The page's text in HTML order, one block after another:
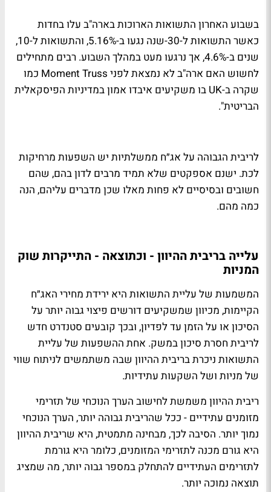
בשבוע האחרון התשואות הארוכות בארה"ב עלו בחדות
כאשר התשואות ל-30-שנה נגעו ב-5.16%, והתשואות ל-10,
שנים ב-4.6%, אך נרגעו מעט במהלך השבוע. רבים מתחילים
לחשוש האם ארה"ב לא נמצאת לפני Moment Truss כמו
שקרה ב-UK בו משקיעים איבדו אמון במדיניות הפיסקאלית
הבריטית".
לריבית הגבוהה על אג״ח ממשלתיות יש השפעות מרחיקות
לכת. ישנם אספקטים שלא תמיד מרבים לדון בהם, שהם
חשובים ובסיסיים לא פחות מאלו שכן מדברים עליהם, הנה
כמה מהם.
עלייה בריבית ההיוון - וכתוצאה - התייקרות שוק
המניות
המשמעות של עליית התשואות היא ירידת מחירי האג״ח
הקיימות, מכיוון שמשקיעים דורשים פיצוי גבוה יותר על
הסיכון או על הזמן עד לפדיון, ובכך קובעים סטנדרט חדש
לריבית חסרת סיכון במשק. אחת ההשפעות של עליית
התשואות ניכרת בריבית ההיוון שבה משתמשים לניתוח שווי
של מניות ושל השקעות עתידיות.
ריבית ההיוון משמשת לחישוב הערך הנוכחי של תזרימי
מזומנים עתידיים - ככל שהריבית גבוהה יותר, הערך הנוכחי
נמוך יותר. הסיבה לכך, מבחינה מתמטית, היא שריבית ההיוון
היא גורם מכנה לתזרימי המזומנים, כלומר היא גורמת
לתזרימים העתידיים להתחלק במספר גבוה יותר, מה שמציג
תוצאה נמוכה יותר.